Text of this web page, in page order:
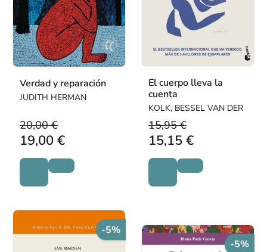
Verdad y reparación
JUDITH HERMAN
20,00 €
19,00 €
El cuerpo lleva la
cuenta
KOLK, BESSEL VAN DER
15,95 €
15,15 €
-5%
-5%